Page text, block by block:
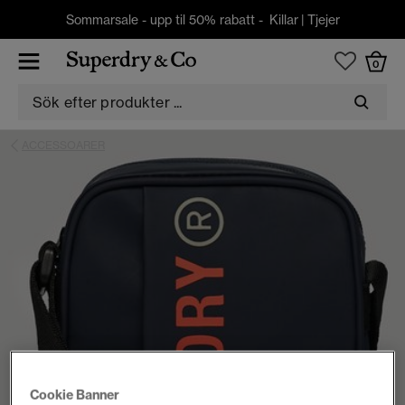
Sommarsale - upp til 50% rabatt - Killar| Tjejer
0
Cookie Banner